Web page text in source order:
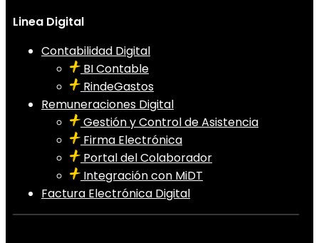
Linea Digital
Contabilidad Digital
BI Contable
RindeGastos
Remuneraciones Digital
Gestión y Control de Asistencia
Firma Electrónica
Portal del Colaborador
Integración con MiDT
Factura Electrónica Digital